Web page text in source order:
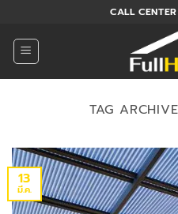
ยัง
เนื้อหา
CALL
TAG
13
มี.ค.